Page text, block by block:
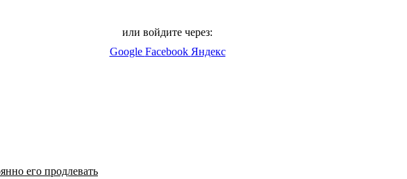
или войдите через:
Google Facebook Яндекс
его продлевать